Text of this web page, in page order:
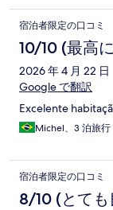
宿泊者限定の口コミ
10/10 (最高
2026 年 4 月 22 日
Google で翻訳
Excelente
Michel、3 泊旅行
宿泊者限定の口コミ
8/10 (とても